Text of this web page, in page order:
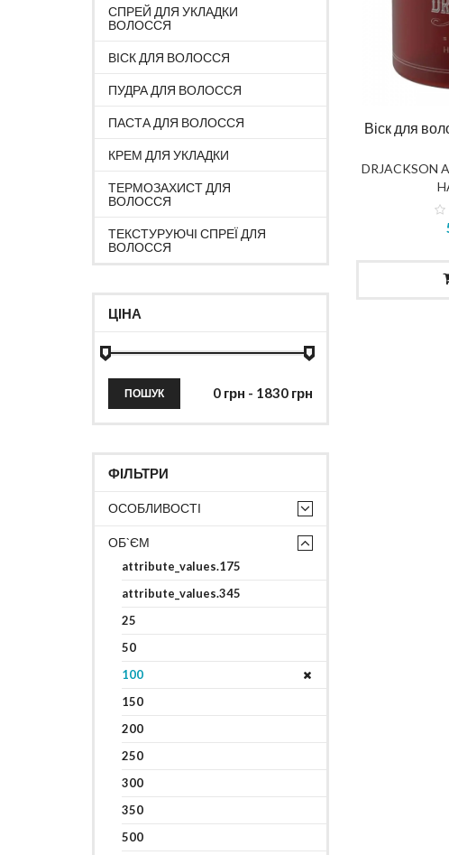
СПРЕЙ ДЛЯ УКЛАДКИ
ВОЛОССЯ
ВІСК ДЛЯ ВОЛОССЯ
ПУДРА ДЛЯ ВОЛОССЯ
ПАСТА ДЛЯ ВОЛОССЯ
КРЕМ ДЛЯ УКЛАДКИ
ТЕРМОЗАХИСТ ДЛЯ
ВОЛОССЯ
ТЕКСТУРУЮЧІ СПРЕЇ ДЛЯ
ВОЛОССЯ
ЦІНА
ПОШУК
ФІЛЬТРИ
ОСОБЛИВОСТІ
ОБ`ЄМ
attribute_values.175
attribute_values.345
25
50
100
150
200
250
300
350
500
Віск для
DRJACKSON